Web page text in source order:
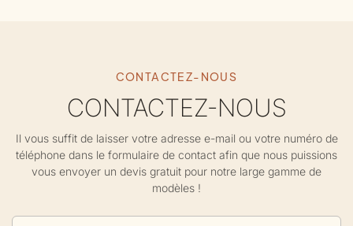
CONTACTEZ-NOUS
CONTACTEZ-NOUS
Il vous suffit de laisser votre adresse e-mail ou votre numéro de
téléphone dans le formulaire de contact afin que nous puissions
vous envoyer un devis gratuit pour notre large gamme de
modèles !